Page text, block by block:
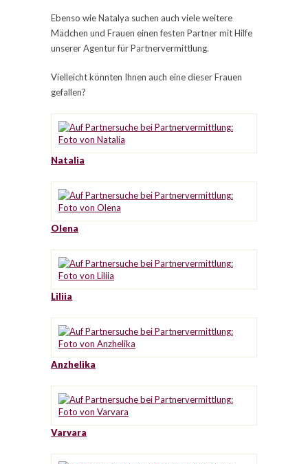
Ebenso wie Natalya suchen auch viele weitere
Mädchen und Frauen einen festen Partner mit Hilfe
unserer Agentur für Partnervermittlung.
Vielleicht könnten Ihnen auch eine dieser Frauen
gefallen?
Natalia
Olena
Liliia
Anzhelika
Varvara